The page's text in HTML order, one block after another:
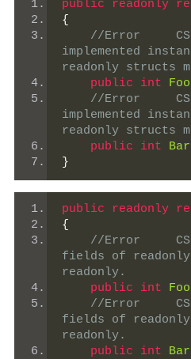
public readonly
{
//Error	CS8341	Auto-
implemented
readonly structs
public
int Foo
//Error	CS8341	Auto-
implemented
readonly structs
public
int Bar
}
public readonly
{
//Error	CS8340	Instance
fields of
readonly.
public
int Foo
//Error	CS8340	Instance
fields of
readonly.
public
int Bar